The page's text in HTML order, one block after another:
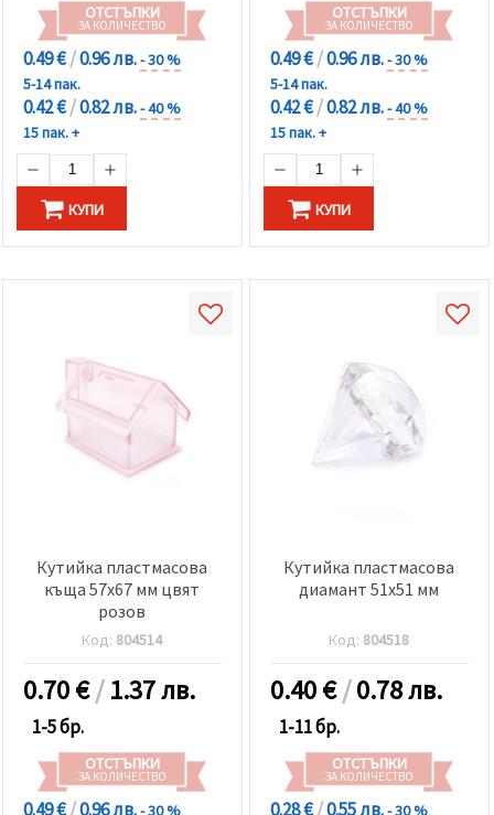
ОТСТЪПКИ
ЗА КОЛИЧЕСТВО
0.49 €/0.96 лв.- 30 %
5-14 пак.
0.42 €/0.82 лв.- 40 %
15 пак. +
КУПИ
ОТСТЪПКИ
ЗА КОЛИЧЕСТВО
0.49 €/0.96 лв.- 30 %
5-14 пак.
0.42 €/0.82 лв.- 40 %
15 пак. +
КУПИ
Кутийка пластмасова
къща 57x67 мм цвят
розов
Код: 804514
0.70€/1.37 лв.
1-5 бр.
ОТСТЪПКИ
ЗА КОЛИЧЕСТВО
0.49 €/0.96 лв.- 30 %
Кутийка пластмасова
диамант 51x51 мм
Код: 804518
0.40€/0.78 лв.
1-11 бр.
ОТСТЪПКИ
ЗА КОЛИЧЕСТВО
0.28 €/0.55 лв.- 30 %